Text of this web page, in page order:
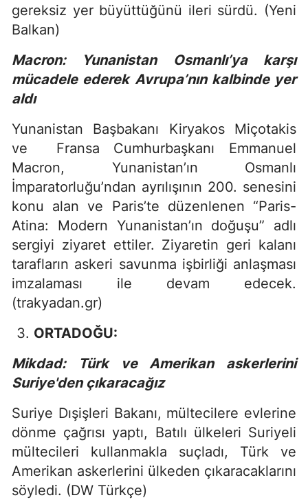
gereksiz yer büyüttüğünü ileri sürdü. (Yeni
Balkan)
Macron: Yunanistan Osmanlı’ya karşı
mücadele ederek Avrupa’nın kalbinde yer
aldı
Yunanistan Başbakanı Kiryakos Miçotakis
ve Fransa Cumhurbaşkanı Emmanuel
Macron, Yunanistan’ın Osmanlı
İmparatorluğu’ndan ayrılışının 200. senesini
konu alan ve Paris’te düzenlenen “Paris-
Atina: Modern Yunanistan’ın doğuşu” adlı
sergiyi ziyaret ettiler. Ziyaretin geri kalanı
tarafların askeri savunma işbirliği anlaşması
imzalaması ile devam edecek.
(trakyadan.gr)
ORTADOĞU:
Mikdad: Türk ve Amerikan askerlerini
Suriye'den çıkaracağız
Suriye Dışişleri Bakanı, mültecilere evlerine
dönme çağrısı yaptı, Batılı ülkeleri Suriyeli
mültecileri kullanmakla suçladı, Türk ve
Amerikan askerlerini ülkeden çıkaracaklarını
söyledi. (DW Türkçe)